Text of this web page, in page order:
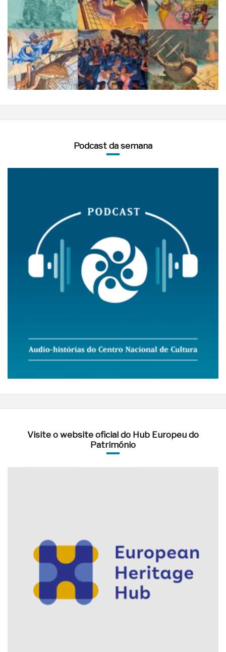
Podcast da semana
Visite o website oficial do Hub Europeu do
Património